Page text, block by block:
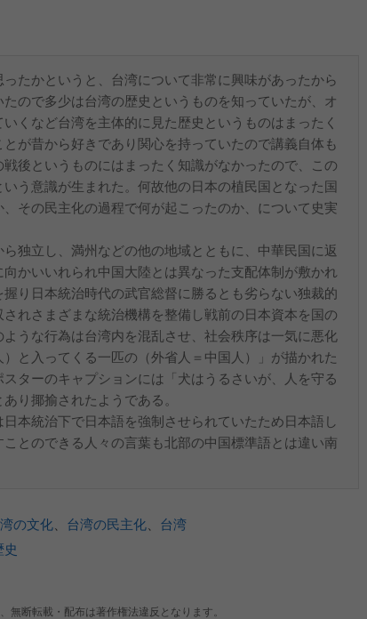
たかというと、台湾について非常に興味があったから
ので多少は台湾の歴史というものを知っていたが、オ
くなど台湾を主体的に見た歴史というものはまったく
が昔から好きであり関心を持っていたので講義自体も
後というものにはまったく知識がなかったので、この
う意識が生まれた。何故他の日本の植民国となった国
その民主化の過程で何が起こったのか、について史実
独立し、満州などの他の地域とともに、中華民国に返
かいいれられ中国大陸とは異なった支配体制が敷かれ
り日本統治時代の武官総督に勝るとも劣らない独裁的
れさまざまな統治機構を整備し戦前の日本資本を国の
うな行為は台湾内を混乱させ、社会秩序は一気に悪化
と入ってくる一匹の（外省人＝中国人）」が描かれた
ターのキャプションには「犬はうるさいが、人を守る
り揶揄されたようである。
本統治下で日本語を強制させられていたため日本語し
とのできる人々の言葉も北部の中国標準語とは違い南
の文化 台湾の民主化
台湾
史
無断転載・配布は著作権法違反となります。